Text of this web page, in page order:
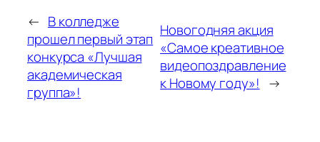
← В колледже
прошел первый этап
конкурса «Лучшая
академическая
группа»!
Новогодняя акция
«Самое креативное
видеопоздравление
к Новому году»! →